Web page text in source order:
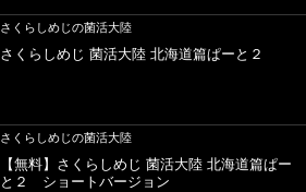
さくらしめじの菌活大陸
さくらしめじ 菌活大陸 北海道篇ぱーと２
さくらしめじの菌活大陸
【無料】さくらしめじ 菌活大陸 北海道篇ぱー
と２ ショートバージョン